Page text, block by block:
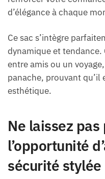
d’élégance à chaque
Ce sac s’intègre
dynamique et
entre amis ou un
panache, prouvant qu’il
esthétique.
Ne laissez pas
l’opportunité
sécurité stylée